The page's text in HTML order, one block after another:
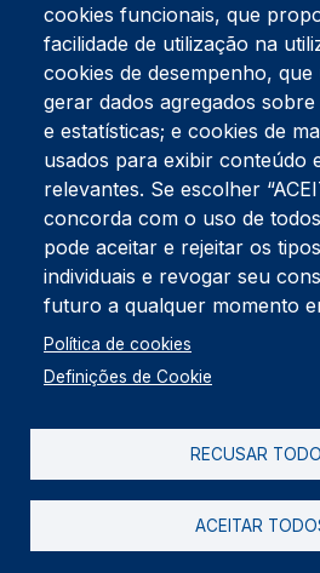
Tel:234 390 100Fax:234 390 100
Endereço Postal
Apartado 42
Rua Gil Eanes 31
3834-908 Gafanha da Nazaré
Estúdios
Rua Prior Guerra
Edifício do Centro Cultural da
3830-556 Gafanha da Nazaré
Rodapé
Cookies
Política de Privacidade
cookies funcionais, que
facilidade de utilização na
cookies de desempenho,
gerar dados agregados
e estatísticas; e cookies de
usados para exibir conteúdo
relevantes. Se escolher
concorda com o uso de
pode aceitar e rejeitar os
individuais e revogar seu
futuro a qualquer momento
Política de cookies
Definições de Cookie
RECUSAR
ACEITAR